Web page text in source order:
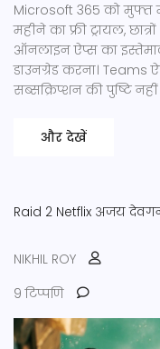
Microsoft 365 को
महीने का फ्री ट्रायल,
ऑनलाइन ऐप्स का
डाउनग्रेड करना। Teams
सब्सक्रिप्शन की पुष्टि नहीं
और देखें
Raid 2 Netflix अजय
NIKHIL ROY
9 टिप्पणि